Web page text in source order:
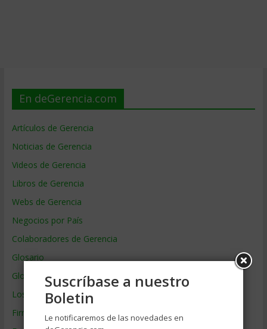
En deGerencia.com
Artículos de Gerencia
Noticias de Gerencia
Videos de Gerencia
Libros de Gerencia
Webs de Gerencia
Negocios por País
Colaboradores de Gerencia
Glosario
Glosario Inglés – Español
Los mejores MBA
Firmas de Gerencia
Suscríbase a nuestro
Boletin
Le notificaremos de las novedades en